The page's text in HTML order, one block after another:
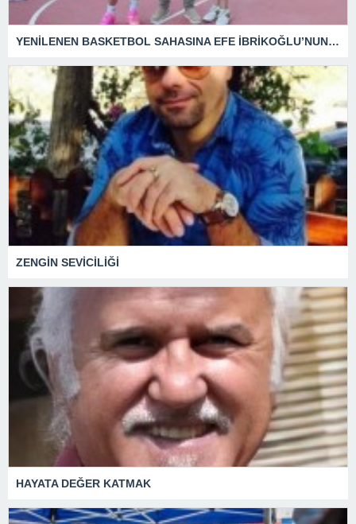
YENİLENEN BASKETBOL SAHASINA EFE İBRİKOĞLU’NUN ADI VERİLDİ
ZENGİN SEVİCİLİĞİ
HAYATA DEĞER KATMAK